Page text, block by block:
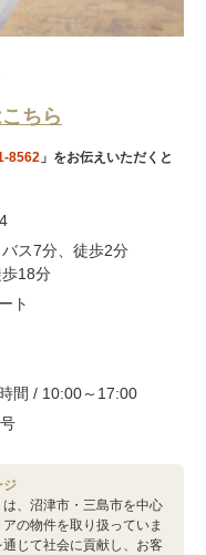
ちら
8562 」をお伝えいただくと
ス7分、徒歩2分
18分
ト
間 / 10:00～17:00
ジ
、沼津市・三島市を中心
の物件を取り扱っていま
じて社会に貢献し、お客